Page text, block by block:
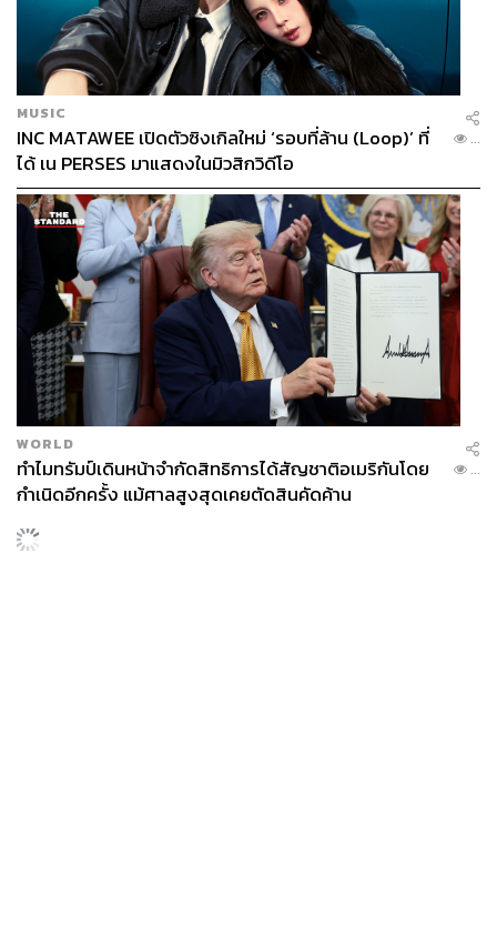
MUSIC
INC MATAWEE เปิดตัวซิงเกิลใหม่ ‘รอบที่ล้าน (Loop)’ ที่
ได้ เน PERSES มาแสดงในมิวสิกวิดีโอ
...
WORLD
ทำไมทรัมป์เดินหน้าจำกัดสิทธิการได้สัญชาติอเมริกันโดย
กำเนิดอีกครั้ง แม้ศาลสูงสุดเคยตัดสินคัดค้าน
...